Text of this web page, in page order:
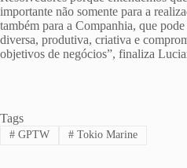
importante não somente para a
também para a Companhia, que pode
diversa, produtiva, criativa e
objetivos de negócios”, finaliza
Tags
#GPTW #Tokio Marine